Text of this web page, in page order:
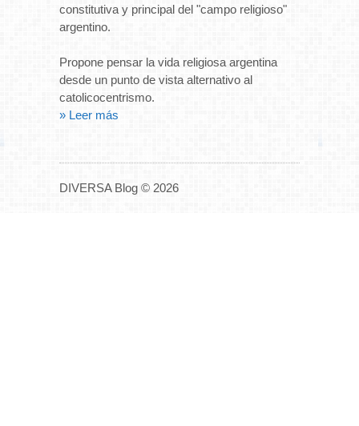
constitutiva y principal del "campo religioso"
argentino.
Propone pensar la vida religiosa argentina
desde un punto de vista alternativo al
catolicocentrismo.
» Leer más
DIVERSA Blog © 2026